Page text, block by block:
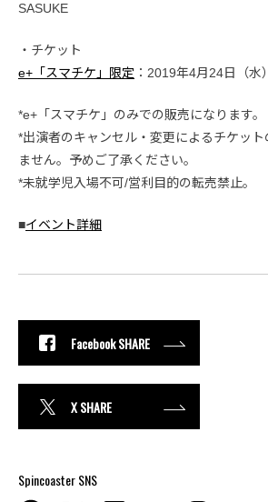
SASUKE
・チケット
e+「スマチケ」限定 ：2019年4月24日（水
*e+「スマチケ」のみでの販売になります。
*出演者のキャンセル・変更によるチケッ
ません。予めご了承ください。
*未就学児入場不可/営利目的の転売禁止。
■イベント詳細
Facebook SHARE
X SHARE
Spincoaster SNS